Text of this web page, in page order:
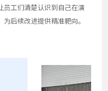
员工们清楚认识到自己在演
后续改进提供精准靶向。